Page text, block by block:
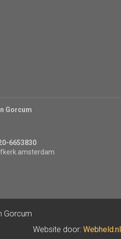
Gorcum
6653830
Gorcum
Website door: Webheld.nl